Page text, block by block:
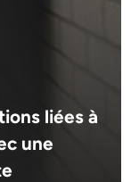
liées à
une